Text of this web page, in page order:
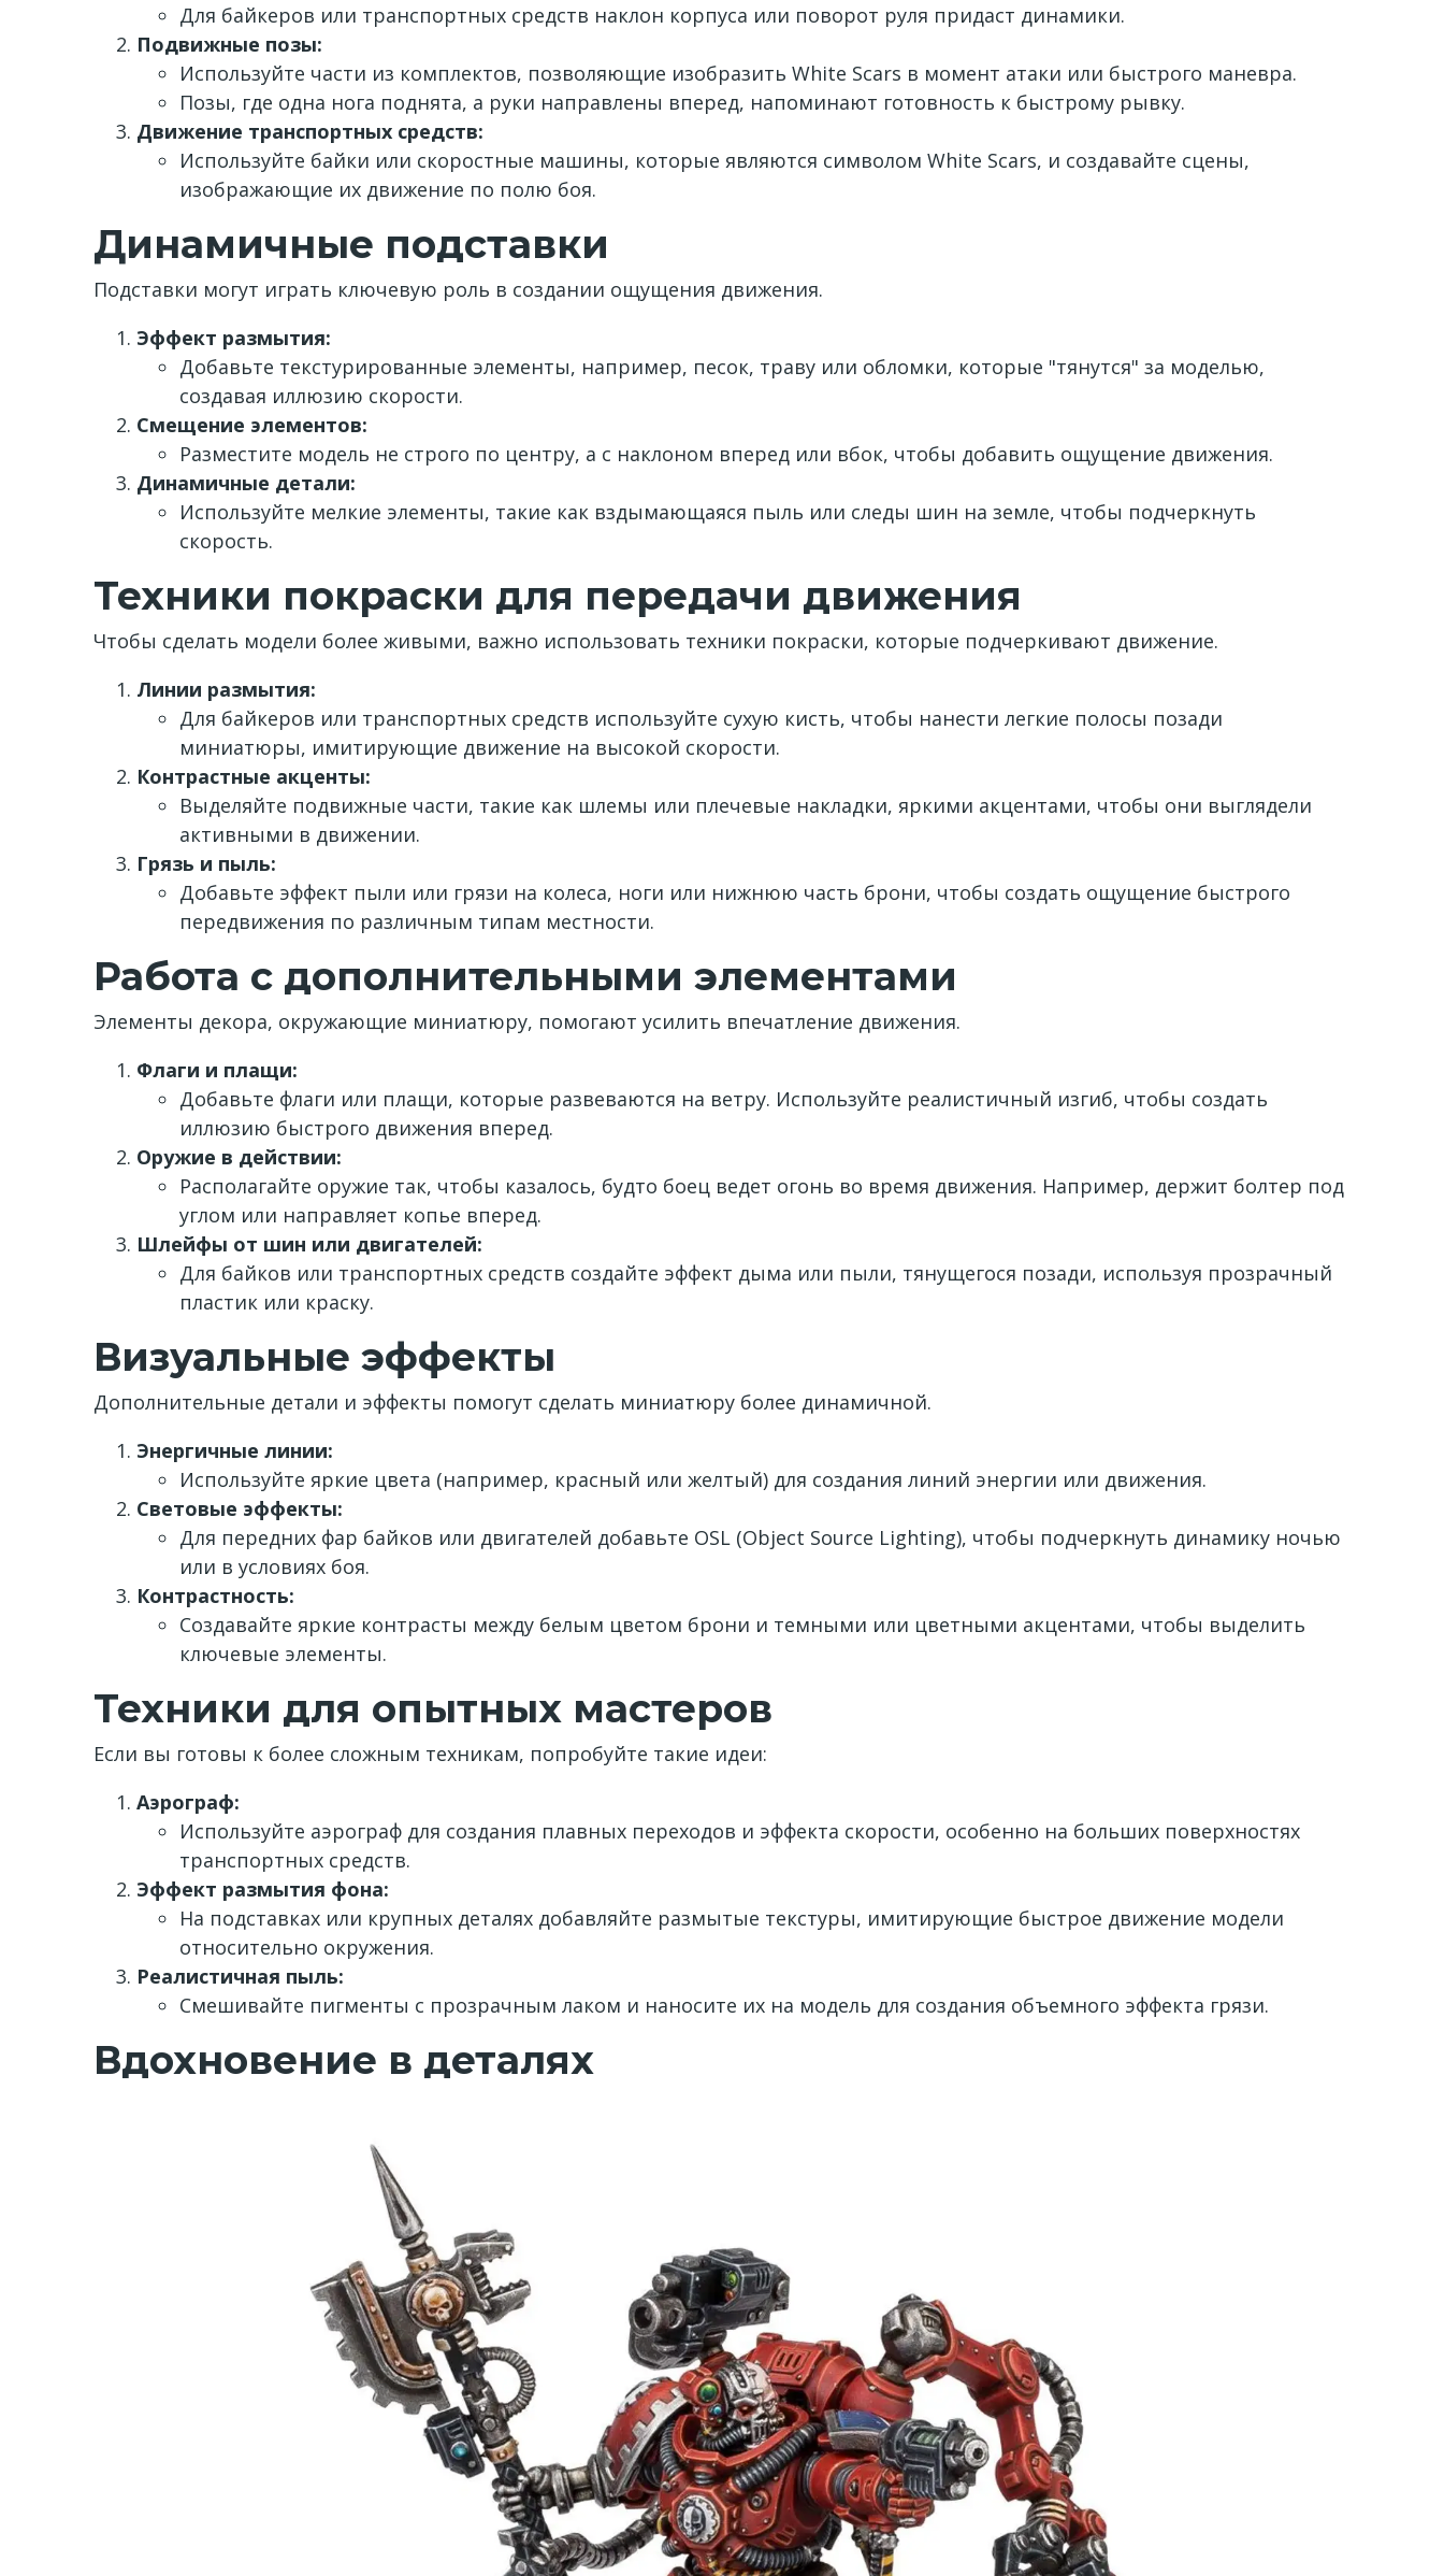
Для байкеров или транспортных средств наклон корпуса или поворот руля придаст динамики.
Подвижные позы:
Используйте части из комплектов, позволяющие изобразить White Scars в момент атаки или быстрого маневра.
Позы, где одна нога поднята, а руки направлены вперед, напоминают готовность к быстрому рывку.
Движение транспортных средств:
Используйте байки или скоростные машины, которые являются символом White Scars, и создавайте сцены,
изображающие их движение по полю боя.
Динамичные подставки
Подставки могут играть ключевую роль в создании ощущения движения.
Эффект размытия:
Добавьте текстурированные элементы, например, песок, траву или обломки, которые "тянутся" за моделью,
создавая иллюзию скорости.
Смещение элементов:
Разместите модель не строго по центру, а с наклоном вперед или вбок, чтобы добавить ощущение движения.
Динамичные детали:
Используйте мелкие элементы, такие как вздымающаяся пыль или следы шин на земле, чтобы подчеркнуть
скорость.
Техники покраски для передачи движения
Чтобы сделать модели более живыми, важно использовать техники покраски, которые подчеркивают движение.
Линии размытия:
Для байкеров или транспортных средств используйте сухую кисть, чтобы нанести легкие полосы позади
миниатюры, имитирующие движение на высокой скорости.
Контрастные акценты:
Выделяйте подвижные части, такие как шлемы или плечевые накладки, яркими акцентами, чтобы они выглядели
активными в движении.
Грязь и пыль:
Добавьте эффект пыли или грязи на колеса, ноги или нижнюю часть брони, чтобы создать ощущение быстрого
передвижения по различным типам местности.
Работа с дополнительными элементами
Элементы декора, окружающие миниатюру, помогают усилить впечатление движения.
Флаги и плащи:
Добавьте флаги или плащи, которые развеваются на ветру. Используйте реалистичный изгиб, чтобы создать
иллюзию быстрого движения вперед.
Оружие в действии:
Располагайте оружие так, чтобы казалось, будто боец ведет огонь во время движения. Например, держит болтер под
углом или направляет копье вперед.
Шлейфы от шин или двигателей:
Для байков или транспортных средств создайте эффект дыма или пыли, тянущегося позади, используя прозрачный
пластик или краску.
Визуальные эффекты
Дополнительные детали и эффекты помогут сделать миниатюру более динамичной.
Энергичные линии:
Используйте яркие цвета (например, красный или желтый) для создания линий энергии или движения.
Световые эффекты:
Для передних фар байков или двигателей добавьте OSL (Object Source Lighting), чтобы подчеркнуть динамику ночью
или в условиях боя.
Контрастность:
Создавайте яркие контрасты между белым цветом брони и темными или цветными акцентами, чтобы выделить
ключевые элементы.
Техники для опытных мастеров
Если вы готовы к более сложным техникам, попробуйте такие идеи:
Аэрограф:
Используйте аэрограф для создания плавных переходов и эффекта скорости, особенно на больших поверхностях
транспортных средств.
Эффект размытия фона:
На подставках или крупных деталях добавляйте размытые текстуры, имитирующие быстрое движение модели
относительно окружения.
Реалистичная пыль:
Смешивайте пигменты с прозрачным лаком и наносите их на модель для создания объемного эффекта грязи.
Вдохновение в деталях